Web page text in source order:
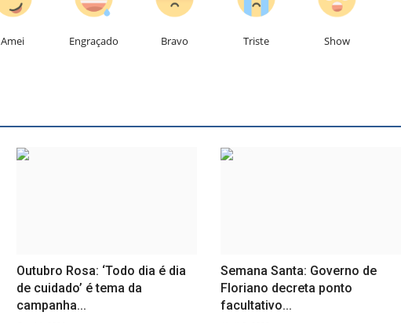
Amei Engraçado Bravo Triste Show
Outubro Rosa: ‘Todo dia é dia
de cuidado’ é tema da
campanha...
Semana Santa: Governo de
Floriano decreta ponto
facultativo...